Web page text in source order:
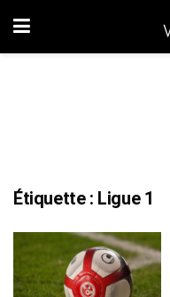
Étiquette : Ligue 1